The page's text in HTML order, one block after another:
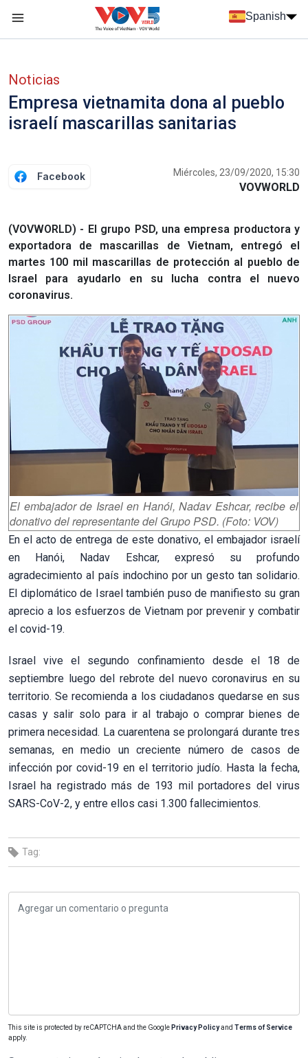
Spanish
Noticias
Empresa vietnamita dona al pueblo
israelí mascarillas sanitarias
Facebook Miércoles, 23/09/2020, 15:30
VOVWORLD
(VOVWORLD) - El grupo PSD, una empresa productora y
exportadora de mascarillas de Vietnam, entregó el
martes 100 mil mascarillas de protección al pueblo de
Israel para ayudarlo en su lucha contra el nuevo
coronavirus.
El embajador de Israel en Hanói, Nadav Eshcar, recibe el
donativo del representante del Grupo PSD. (Foto: VOV)
En el acto de entrega de este donativo, el embajador israelí
en Hanói, Nadav Eshcar, expresó su profundo
agradecimiento al país indochino por un gesto tan solidario.
El diplomático de Israel también puso de manifiesto su gran
aprecio a los esfuerzos de Vietnam por prevenir y combatir
el covid-19.
Israel vive el segundo confinamiento desde el 18 de
septiembre luego del rebrote del nuevo coronavirus en su
territorio. Se recomienda a los ciudadanos quedarse en sus
casas y salir solo para ir al trabajo o comprar bienes de
primera necesidad. La cuarentena se prolongará durante tres
semanas, en medio un creciente número de casos de
infección por covid-19 en el territorio judío. Hasta la fecha,
Israel ha registrado más de 193 mil portadores del virus
SARS-CoV-2, y entre ellos casi 1.300 fallecimientos.
Tag:
This site is protected by reCAPTCHA and the Google Privacy Policyand Terms of Service
apply.